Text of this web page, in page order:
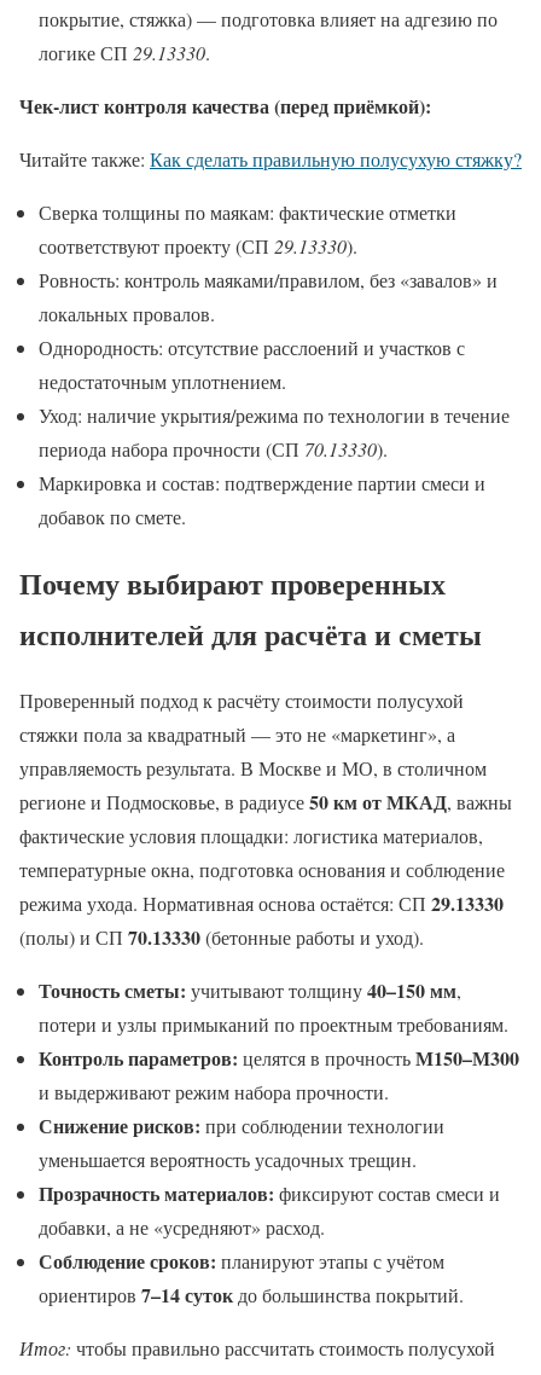
покрытие, стяжка) — подготовка влияет на адгезию по
логике СП 29.13330.
Чек-лист контроля качества (перед приёмкой):
Читайте также: Как сделать правильную полусухую стяжку?
Сверка толщины по маякам: фактические отметки
соответствуют проекту (СП 29.13330).
Ровность: контроль маяками/правилом, без «завалов» и
локальных провалов.
Однородность: отсутствие расслоений и участков с
недостаточным уплотнением.
Уход: наличие укрытия/режима по технологии в течение
периода набора прочности (СП 70.13330).
Маркировка и состав: подтверждение партии смеси и
добавок по смете.
Почему выбирают проверенных
исполнителей для расчёта и сметы
Проверенный подход к расчёту стоимости полусухой
стяжки пола за квадратный — это не «маркетинг», а
управляемость результата. В Москве и МО, в столичном
регионе и Подмосковье, в радиусе50 км от МКАД, важны
фактические условия площадки: логистика материалов,
температурные окна, подготовка основания и соблюдение
режима ухода. Нормативная основа остаётся: СП 29.13330
(полы) и СП 70.13330(бетонные работы и уход).
Точность сметы: учитывают толщину40–150 мм,
потери и узлы примыканий по проектным требованиям.
Контроль параметров: целятся в прочностьМ150–М300
и выдерживают режим набора прочности.
Снижение рисков: при соблюдении технологии
уменьшается вероятность усадочных трещин.
Прозрачность материалов: фиксируют состав смеси и
добавки, а не «усредняют» расход.
Соблюдение сроков: планируют этапы с учётом
ориентиров 7–14 суток до большинства покрытий.
Итог: чтобы правильно рассчитать стоимость полусухой